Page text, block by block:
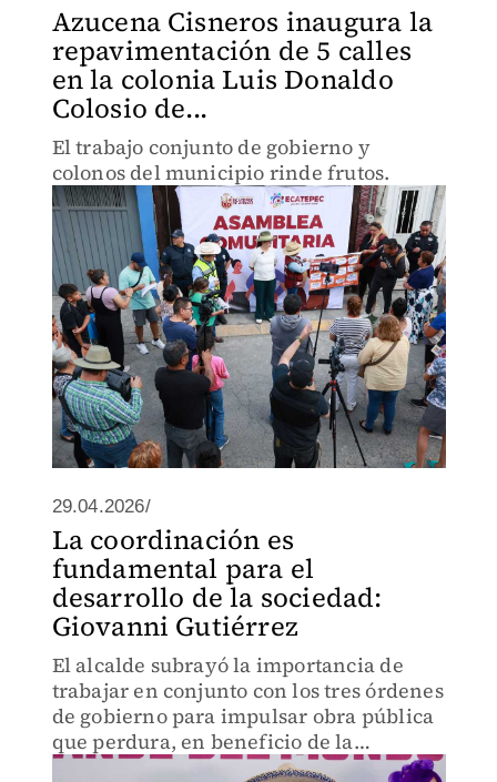
Azucena Cisneros inaugura la
repavimentación de 5 calles
en la colonia Luis Donaldo
Colosio de...
El trabajo conjunto de gobierno y
colonos del municipio rinde frutos.
29.04.2026/
La coordinación es
fundamental para el
desarrollo de la sociedad:
Giovanni Gutiérrez
El alcalde subrayó la importancia de
trabajar en conjunto con los tres órdenes
de gobierno para impulsar obra pública
que perdura, en beneficio de la
ciudadanía.